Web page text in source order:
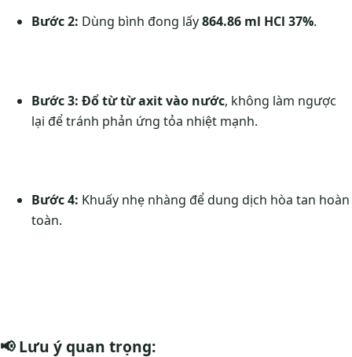
Bước 2: Dùng bình đong lấy864.86 ml HCl 37%.
Bước 3: Đổ từ từ axit vào nước, không làm ngược
lại để tránh phản ứng tỏa nhiệt mạnh.
Bước 4: Khuấy nhẹ nhàng để dung dịch hòa tan hoàn
toàn.
📢Lưu ý quan trọng: